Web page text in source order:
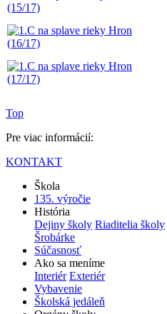
Top
Pre viac informácií:
KONTAKT
Škola
135. výročie
História
Dejiny školy Riaditelia školy
Šrobárke
Súčasnosť
Ako sa meníme
Interiér Exteriér
Vybavenie
Školská jedáleň